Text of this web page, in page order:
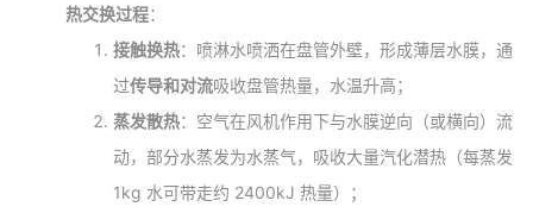
热交换过程：
接触换热：喷淋水喷洒在盘管外壁，形成薄层水膜，通
过传导和对流吸收盘管热量，水温升高；
蒸发散热：空气在风机作用下与水膜逆向（或横向）流
动，部分水蒸发为水蒸气，吸收大量汽化潜热（每蒸发
1kg 水可带走约 2400kJ 热量）；